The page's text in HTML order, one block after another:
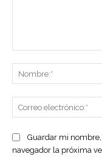
Guardar mi
navegador la próxima